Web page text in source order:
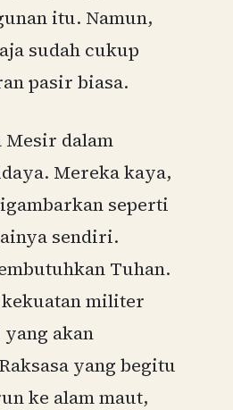
itu. Namun,
sudah cukup
pasir biasa.
dalam
Mereka kaya,
seperti
sendiri.
Tuhan.
kekuatan militer
akan
yang begitu
ke alam maut,